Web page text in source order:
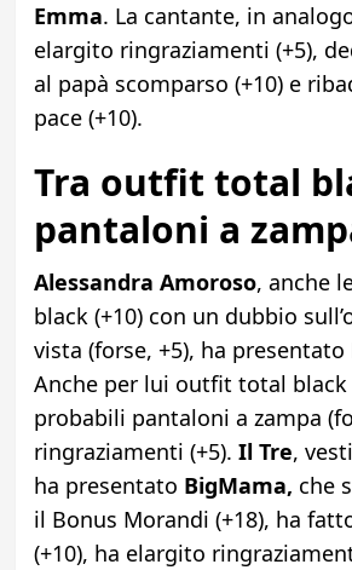
Emma. La cantante, in
elargito ringraziamenti (+5),
al papà scomparso (+10) e
pace (+10).
Tra outfit total
pantaloni a
Alessandra Amoroso, anche
black (+10) con un dubbio
vista (forse, +5), ha presentato
Anche per lui outfit total black
probabili pantaloni a zampa
ringraziamenti (+5). Il Tre,
ha presentato BigMama, che
il Bonus Morandi (+18), ha
(+10), ha elargito